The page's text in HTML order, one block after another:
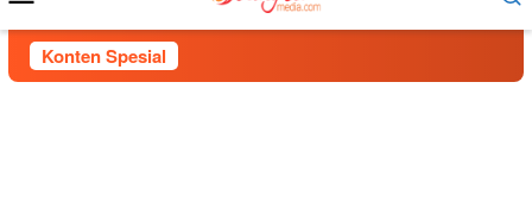
Mobile
Konten Spesial